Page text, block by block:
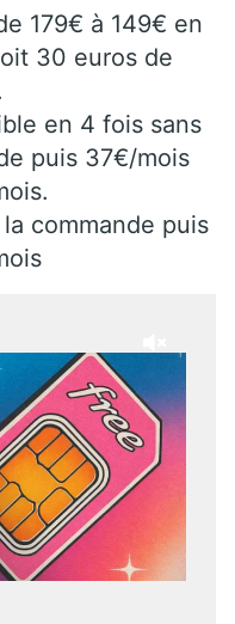
179€ à 149€ en
30 euros de
en 4 fois sans
puis 37€/mois
commande puis